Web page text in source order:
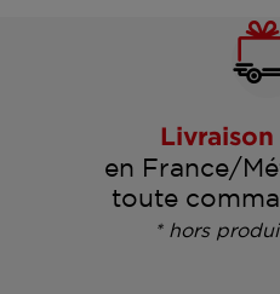
en France/
toute
* hors